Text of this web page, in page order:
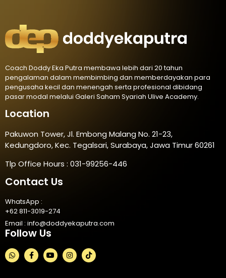
Coach Doddy Eka Putra membawa lebih dari 20 tahun
pengalaman dalam membimbing dan memberdayakan para
pengusaha kecil dan menengah serta profesional dibidang
pasar modal melalui Galeri Saham Syariah Ulive Academy.
Location
Pakuwon Tower, Jl. Embong Malang No. 21-23,
Kedungdoro, Kec. Tegalsari, Surabaya, Jawa Timur 60261
Tlp Office Hours : 031-99256-446
Contact Us
WhatsApp :
+62 811-3019-274
Email : info@doddyekaputra.com
Follow Us